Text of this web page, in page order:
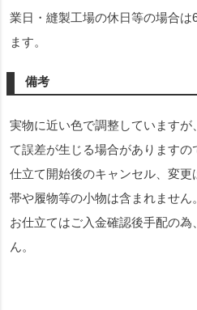
業日・縫製工場の休日等の場合
ます。
備考
実物に近い色で調整しています
て誤差が生じる場合がありますの
仕立て開始後のキャンセル、変更
帯や履物等の小物は含まれません。
お仕立てはご入金確認後手配の
ん。